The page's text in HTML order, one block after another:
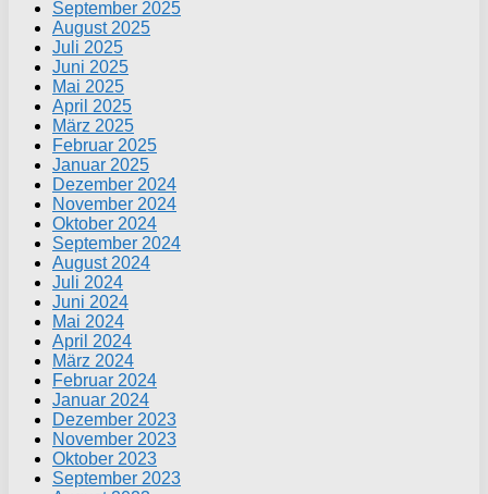
September 2025
August 2025
Juli 2025
Juni 2025
Mai 2025
April 2025
März 2025
Februar 2025
Januar 2025
Dezember 2024
November 2024
Oktober 2024
September 2024
August 2024
Juli 2024
Juni 2024
Mai 2024
April 2024
März 2024
Februar 2024
Januar 2024
Dezember 2023
November 2023
Oktober 2023
September 2023